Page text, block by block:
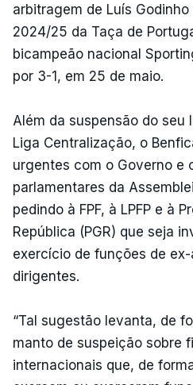
arbitragem de Luís
2024/25 da Taça de
bicampeão nacional
por 3-1, em 25 de maio.
Além da suspensão do seu
Liga Centralização, o
urgentes com o Governo e
parlamentares da
pedindo à FPF, à LPFP e à
República (PGR) que seja
exercício de funções de
dirigentes.
“Tal sugestão levanta, de
manto de suspeição sobre
internacionais que, de